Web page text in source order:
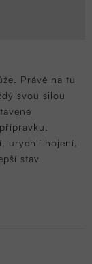
Právě na tu
svou silou
urychlí hojení,
stav